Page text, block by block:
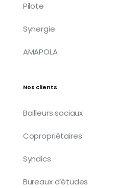
Pilote
Synergie
AMAPOLA
Nos clients
Bailleurs sociaux
Copropriétaires
Syndics
Bureaux d’études